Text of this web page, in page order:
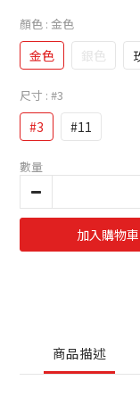
顏色 : 金色
金色 銀色
尺寸 : #3
#3 #11
數量
加入購物車
商品描述